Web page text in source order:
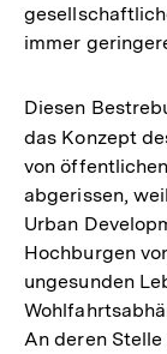
immer
Diesen
das Konzept
von
abgerissen,
Urban
Hochburgen
ungesunden
An deren